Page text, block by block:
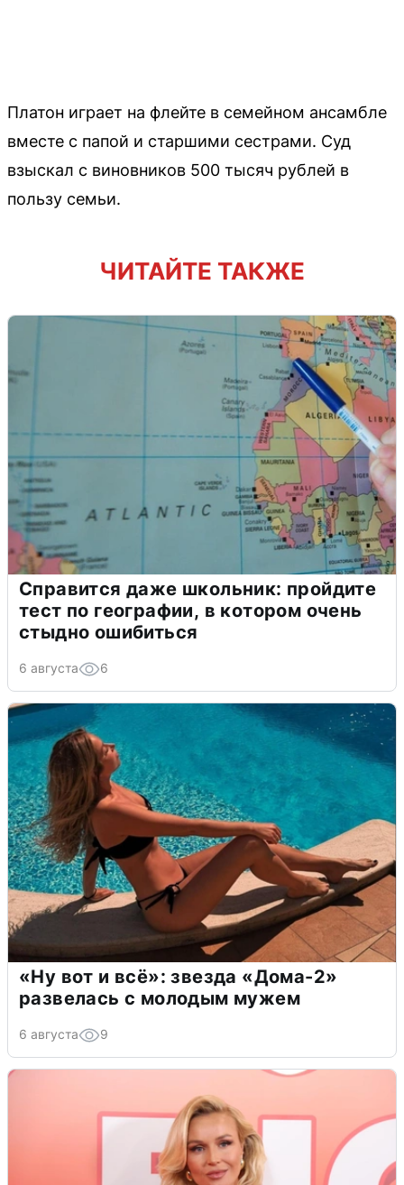
Платон играет на флейте в семейном ансамбле
вместе с папой и старшими сестрами. Суд
взыскал с виновников 500 тысяч рублей в
пользу семьи.
ЧИТАЙТЕ ТАКЖЕ
Справится даже школьник: пройдите
тест по географии, в котором очень
стыдно ошибиться
6 августа 6
«Ну вот и всё»: звезда «Дома-2»
развелась с молодым мужем
6 августа 9